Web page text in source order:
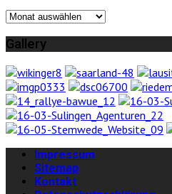
Archiv
Gallery
Impressum
Sitemap
Kontakt